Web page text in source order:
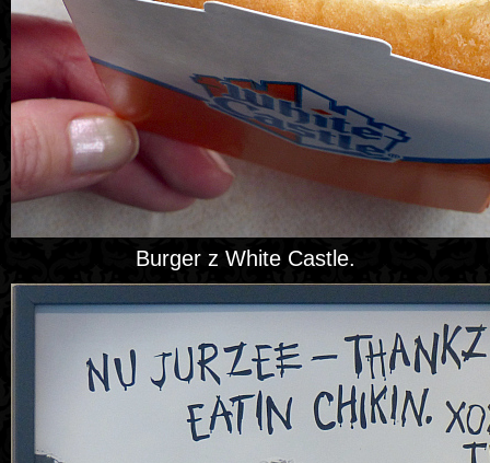
Burger z White Castle.